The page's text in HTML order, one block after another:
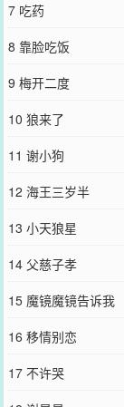
有人面前替他争辩
撒什么娇？是不喜
他堵在了学校后门，
使唤的狗，好像生
您要是觉得《
7 吃药
8 靠脸吃饭
9 梅开二度
10 狼来了
11 谢小狗
12 海王三岁半
13 小天狼星
14 父慈子孝
15 魔镜魔镜告诉我
16 移情别恋
17 不许哭